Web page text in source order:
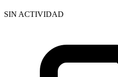
SIN ACTIVIDAD